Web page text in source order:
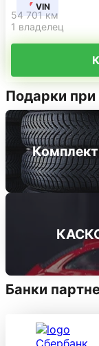
VIN
54 701 км
1 владелец
Подарки при
Банки